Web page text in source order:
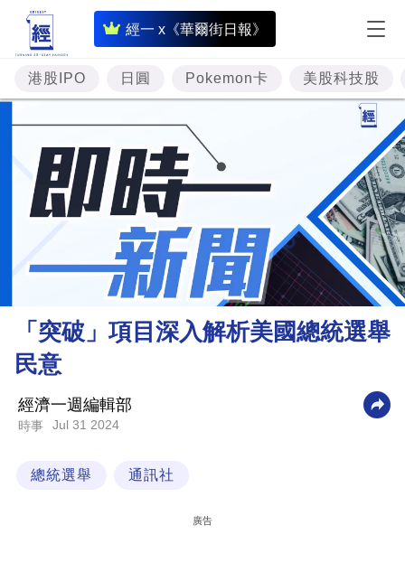
經一 x《華爾街日報》
即
時
財
經
專
題
投
資
樓
市
財
業
科
港股IPO 日圓 Pokemon卡 美股科技股
「突破」項目深入解析美國總統選舉
民意
經濟一週編輯部
時事 Jul 31 2024
總統選舉 通訊社
廣告